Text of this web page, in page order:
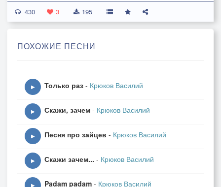
430 3 195
ПОХОЖИЕ ПЕСНИ
▶ Только раз - Крюков Василий
▶ Скажи, зачем - Крюков Василий
▶ Песня про зайцев - Крюков Василий
▶ Скажи зачем... - Крюков Василий
▶ Padam padam - Крюков Василий